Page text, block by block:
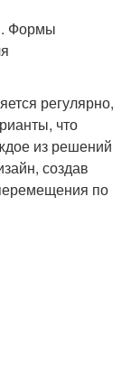
регулярно,
что
из решений
создав
по